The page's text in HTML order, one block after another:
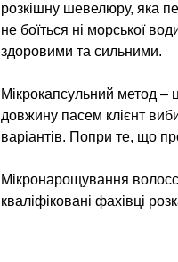
розкішну шевелюру, яка
не боїться ні морської
здоровими та сильними.
Мікрокапсульний метод –
довжину пасем клієнт
варіантів. Попри те, що
Мікронарощування
кваліфіковані фахівці